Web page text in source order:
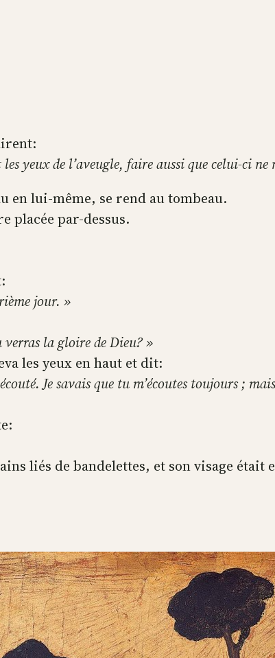
yeux de l’aveugle, faire aussi que celui-ci ne
en lui-même, se rend au tombeau.
placée par-dessus.
jour. »
la gloire de Dieu? »
les yeux en haut et dit:
Je savais que tu m’écoutes toujours ;
liés de bandelettes, et son visage était